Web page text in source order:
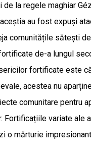
de la regele maghiar
au fost expuși
comunitățile sătești
de-a lungul
fortificate este
acestea nu
comunitare pentru
Fortificațiile variate ale
o mărturie